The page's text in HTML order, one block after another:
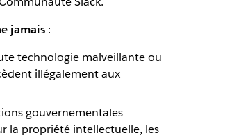
jamais:
technologie malveillante ou
illégalement aux
gouvernementales
la propriété intellectuelle, les